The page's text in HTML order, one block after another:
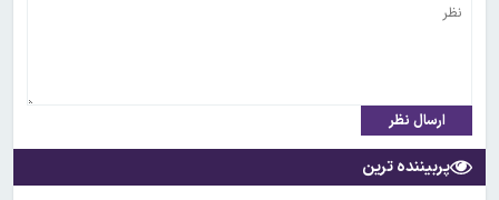
ارسال نظر
پربیننده ترین